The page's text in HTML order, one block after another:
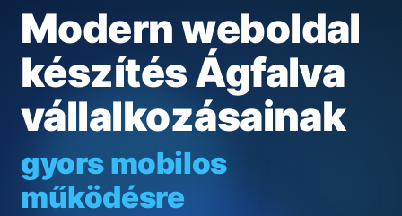
Modern weboldal
készítés Ágfalva
vállalkozásainak
gyors mobilos
működésre